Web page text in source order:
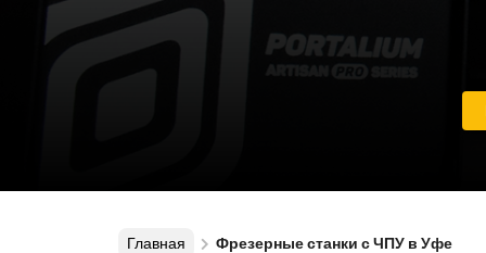
Главная Фрезерные станки с ЧПУ в Уфе